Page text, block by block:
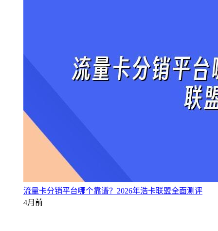
流量卡分销平台哪个靠谱？2026年浩卡联盟全面测评
4月前